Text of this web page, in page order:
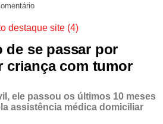
de se passar por
criança com tumor
ele passou os últimos 10 meses
assistência médica domiciliar